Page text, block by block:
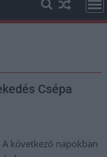
Csépa
A következő napokban